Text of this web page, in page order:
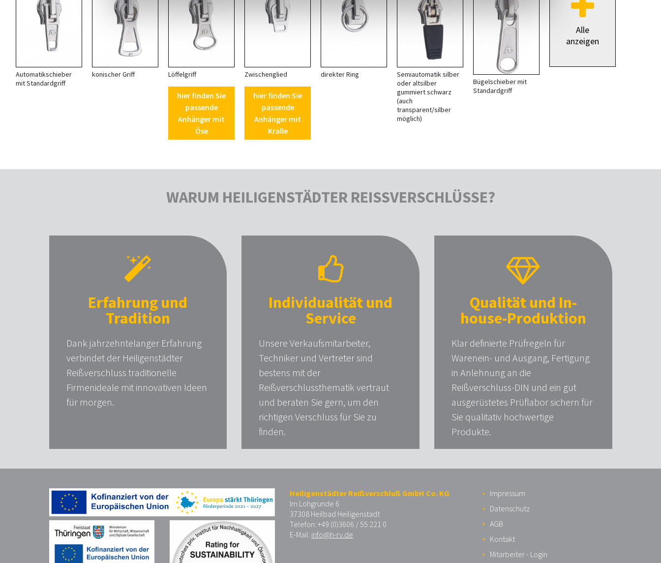
Automatikschieber
mit Standardgriff
konischer Griff Löffelgriff
hier finden Sie
passende
Anhänger mit
Öse
Zwischenglied
hier finden Sie
passende
Anhänger mit
Kralle
direkter Ring
Semiautomatik silber
oder altsilber
gummiert schwarz
(auch
transparent/silber
möglich)
Bügelschieber mit
Standardgriff
Alle
anzeigen
WARUM HEILIGENSTÄDTER REISSVERSCHLÜSSE?
Erfahrung und
Tradition
Dank jahrzehntelanger Erfahrung
verbindet der Heiligenstädter
Reißverschluss traditionelle
Firmenideale mit innovativen Ideen
für morgen.
Individualität und
Service
Unsere Verkaufsmitarbeiter,
Techniker und Vertreter sind
bestens mit der
Reißverschlussthematik vertraut
und beraten Sie gern, um den
richtigen Verschluss für Sie zu
finden.
Qualität und In-
house-Produktion
Klar definierte Prüfregeln für
Warenein- und Ausgang, Fertigung
in Anlehnung an die
Reißverschluss-DIN und ein gut
ausgerüstetes Prüflabor sichern für
Sie qualitativ hochwertige
Produkte.
Heiligenstädter Reißverschluß GmbH Co. KG
Im Lohgrunde 6
37308 Heilbad Heiligenstadt
Telefon: +49 (0)3606 / 55 221 0
E-Mail: info@h-rv.de
Impressum
Datenschutz
AGB
Kontakt
Mitarbeiter - Login